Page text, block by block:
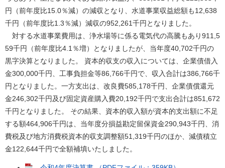
円（前年度比15.0％減）の減収となり、水道事業収益総額も12,638
千円（前年度比1.3％減）減収の952,261千円となりました。
対する水道事業費用は、浄水場等に係る電気代の高騰もあり911,5
59千円（前年度比4.1％増）となりましたが、当年度40,702千円の
黒字決算となりました。 資本的収支の収入については、企業債借入
金300,000千円、工事負担金等86,766千円で、収入合計は386,766千
円となりました。一方支出は、改良費585,178千円、企業債償還元
金246,302千円及び固定資産購入費20,192千円で支出合計は851,672
千円となりました。 その結果、資本的収入額が資本的支出額に不足
する額464,906千円は、当年度分損益勘定留保資金290,943千円、消
費税及び地方消費税資本的収支調整額51,319千円のほか、減債積立
金122,644千円で全額補填いたしました。